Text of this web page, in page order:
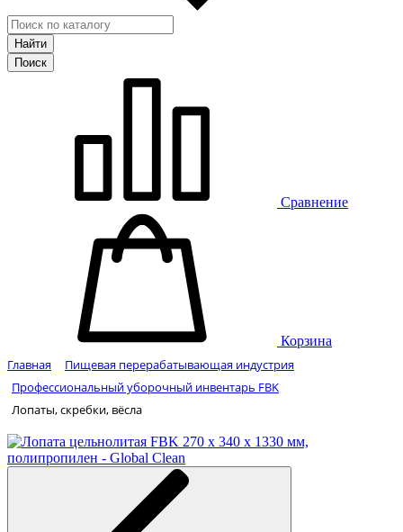
Сравнение
Корзина
Главная
Пищевая перерабатывающая индустрия
Профессиональный уборочный инвентарь FBK
Лопаты, скребки, вёсла